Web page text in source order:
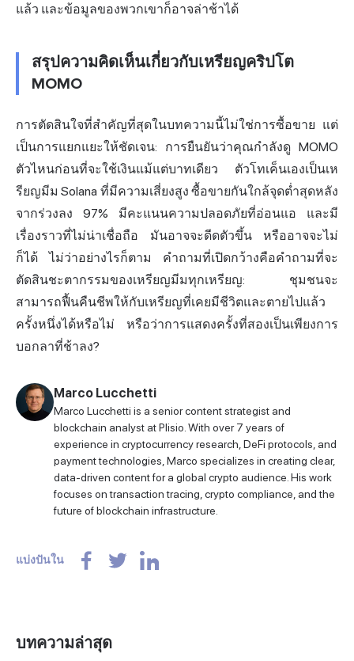
แล้ว และข้อมูลของพวกเขาก็อาจล่าช้าได้
สรุปความคิดเห็นเกี่ยวกับเหรียญคริปโต
MOMO
การตัดสินใจที่สำคัญที่สุดในบทความนี้ไม่ใช่การซื้อขาย แต่
เป็นการแยกแยะให้ชัดเจน: การยืนยันว่าคุณกำลังดู MOMO
ตัวไหนก่อนที่จะใช้เงินแม้แต่บาทเดียว ตัวโทเค็นเองเป็นเห
รียญมีม Solana ที่มีความเสี่ยงสูง ซื้อขายกันใกล้จุดต่ำสุดหลัง
จากร่วงลง 97% มีคะแนนความปลอดภัยที่อ่อนแอ และมี
เรื่องราวที่ไม่น่าเชื่อถือ มันอาจจะดีดตัวขึ้น หรืออาจจะไม่
ก็ได้ ไม่ว่าอย่างไรก็ตาม คำถามที่เปิดกว้างคือคำถามที่จะ
ตัดสินชะตากรรมของเหรียญมีมทุกเหรียญ: ชุมชนจะ
สามารถฟื้นคืนชีพให้กับเหรียญที่เคยมีชีวิตและตายไปแล้ว
ครั้งหนึ่งได้หรือไม่ หรือว่าการแสดงครั้งที่สองเป็นเพียงการ
บอกลาที่ช้าลง?
Marco Lucchetti
Marco Lucchetti is a senior content strategist and
blockchain analyst at Plisio. With over 7 years of
experience in cryptocurrency research, DeFi protocols, and
payment technologies, Marco specializes in creating clear,
data-driven content for a global crypto audience. His work
focuses on transaction tracing, crypto compliance, and the
future of blockchain infrastructure.
แบ่งปันใน
บทความล่าสุด